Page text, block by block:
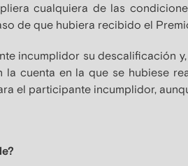
cualquiera de las
de que hubiera recibido el
incumplidor su descalificación
cuenta en la que se hubiese
el participante incumplidor,